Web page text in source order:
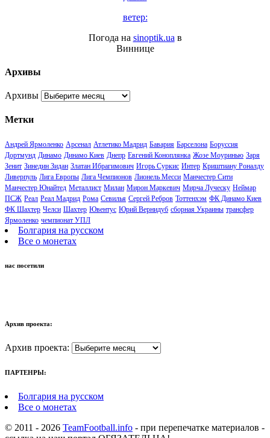
ветер:
Погода на sinoptik.ua в
Виннице
Архивы
Архивы
Метки
Андрей Ярмоленко Арсенал Атлетико Мадрид Бавария Барселона Боруссия
Дортмунд Динамо Динамо Киев Днепр Евгений Коноплянка Жозе Моуринью Заря
Зенит Зинедин Зидан Златан Ибрагимович Игорь Суркис Интер Криштиану Роналду
Ливерпуль Лига Европы Лига Чемпионов Лионель Месси Манчестер Сити
Манчестер Юнайтед Металлист Милан Мирон Маркевич Мирча Луческу Неймар
ПСЖ Реал Реал Мадрид Рома Севилья Сергей Ребров Тоттенхэм ФК Динамо Киев
ФК Шахтер Челси Шахтер Ювентус Юрий Вернидуб сборная Украины трансфер
Ярмоленко чемпионат УПЛ
Болгария на русском
Все о монетах
нас посетили
Архив проекта:
Архив проекта:
ПАРТЕНРЫ:
Болгария на русском
Все о монетах
© 2011 - 2026 TeamFootball.info - при перепечатке материалов -